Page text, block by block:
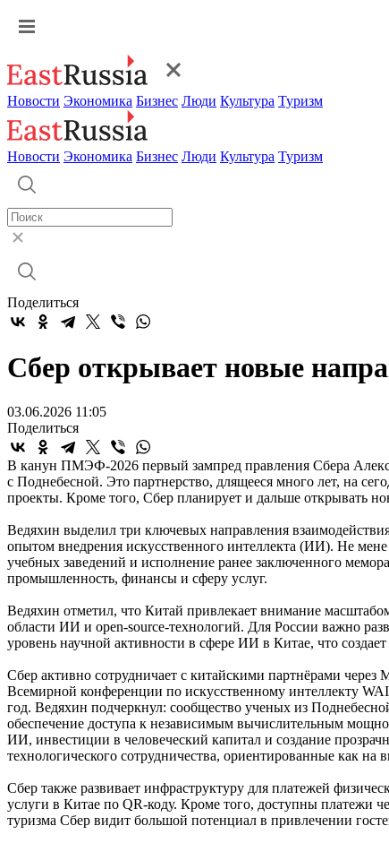
Новости Экономика Бизнес Люди Культура Туризм
Новости Экономика Бизнес Люди Культура Туризм
Поделиться
Сбер открывает новые
03.06.2026 11:05
Поделиться
В канун ПМЭФ-2026 первый зампред правления Сбера
с Поднебесной. Это партнерство, длящееся много лет, на
проекты. Кроме того, Сбер планирует и дальше открывать
Ведяхин выделил три ключевых направления
опытом внедрения искусственного интеллекта (ИИ). Не
учебных заведений и исполнение ранее заключенного
промышленность, финансы и сферу услуг.
Ведяхин отметил, что Китай привлекает внимание
области ИИ и open-source-технологий. Для России важно
уровень научной активности в сфере ИИ в Китае, что
Сбер активно сотрудничает с китайскими партнёрами
Всемирной конференции по искусственному интеллекту
год. Ведяхин подчеркнул: сообщество ученых из
обеспечение доступа к независимым вычислительным
ИИ, инвестиции в человеческий капитал и создание
технологического сотрудничества, ориентированные как
Сбер также развивает инфраструктуру для платежей
услуги в Китае по QR-коду. Кроме того, доступны платежи
туризма Сбер видит большой потенциал в привлечении